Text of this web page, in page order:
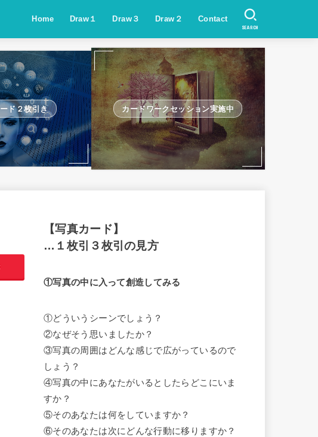
Home Draw１ Draw３ Draw２ Contact
SEARCH
ド２枚引き カードワークセッション実施中
【写真カード】
…１枚引３枚引の見方
①写真の中に入って創造してみる
①どういうシーンでしょう？
②なぜそう思いましたか？
③写真の周囲はどんな感じで広がっているので
しょう？
④写真の中にあなたがいるとしたらどこにいま
すか？
⑤そのあなたは何をしていますか？
⑥そのあなたは次にどんな行動に移りますか？